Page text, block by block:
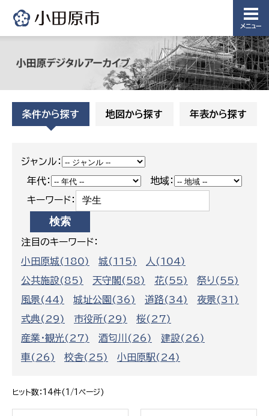
メニュー
条件から探す 地図から探す 年表から探す
ジャンル：
年代：
地域：
キーワード：
注目のキーワード：
小田原城(180)
城(115)
人(104)
公共施設(85)
天守閣(58) 花(55)
祭り(55)
風景(44)
城址公園(36) 道路(34)
夜景(31)
式典(29)
市役所(29)
桜(27)
産業・観光(27)
酒匂川(26)
建設(26)
車(26)
校舎(25) 小田原駅(24)
ヒット数：14件(1/1ページ)